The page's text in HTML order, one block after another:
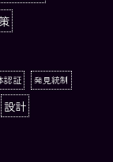
認証 発見統制
設計